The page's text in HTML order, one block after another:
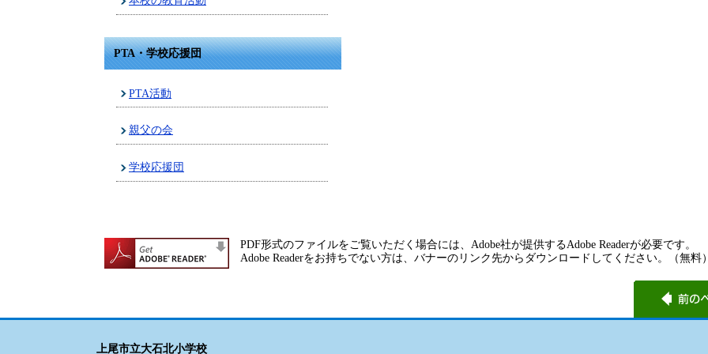
PTA・学校応援団
PTA活動
親父の会
学校応援団
PDF形式のファイルをご覧いただく場合には、Adobe社が提供するAdobe Readerが必要です。
Adobe Readerをお持ちでない方は、バナーのリンク先からダウンロードしてください。（無料
上尾市立大石北小学校